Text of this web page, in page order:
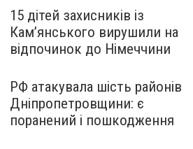
15 дітей захисників із
Кам’янського вирушили на
відпочинок до Німеччини
РФ атакувала шість районів
Дніпропетровщини: є
поранений і пошкодження